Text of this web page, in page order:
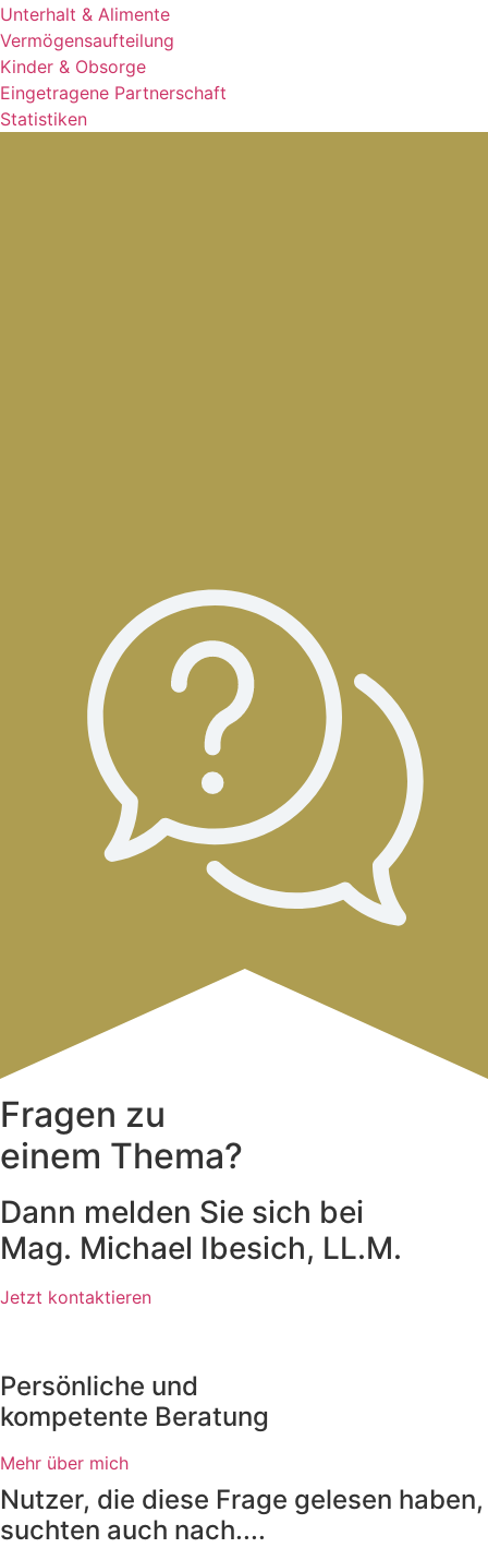
Unterhalt & Alimente
Vermögensaufteilung
Kinder & Obsorge
Eingetragene Partnerschaft
Statistiken
Fragen zu
einem Thema?
Dann melden Sie sich bei
Mag. Michael Ibesich, LL.M.
Jetzt kontaktieren
Persönliche und
kompetente Beratung
Mehr über mich
Nutzer, die diese Frage gelesen haben,
suchten auch nach....